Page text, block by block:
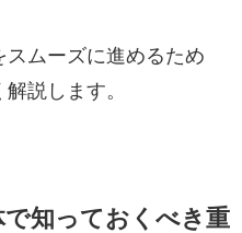
ムーズに進めるため
説します。
知っておくべき重